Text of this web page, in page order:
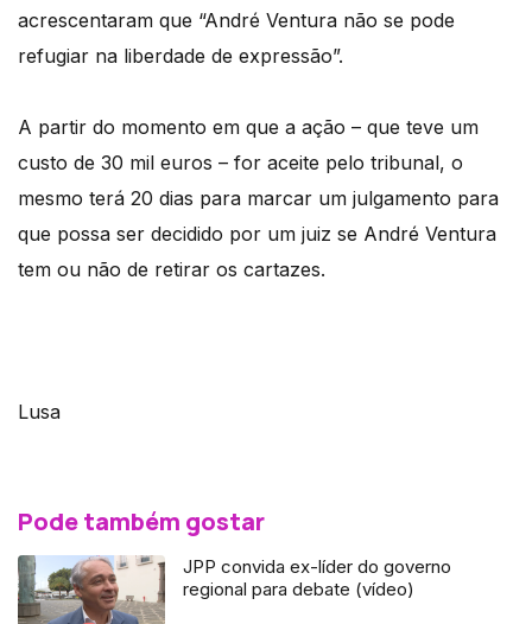
acrescentaram que “André Ventura não se pode
refugiar na liberdade de expressão”.
A partir do momento em que a ação – que teve um
custo de 30 mil euros – for aceite pelo tribunal, o
mesmo terá 20 dias para marcar um julgamento para
que possa ser decidido por um juiz se André Ventura
tem ou não de retirar os cartazes.
Lusa
Pode também gostar
JPP convida ex-líder do governo
regional para debate (vídeo)